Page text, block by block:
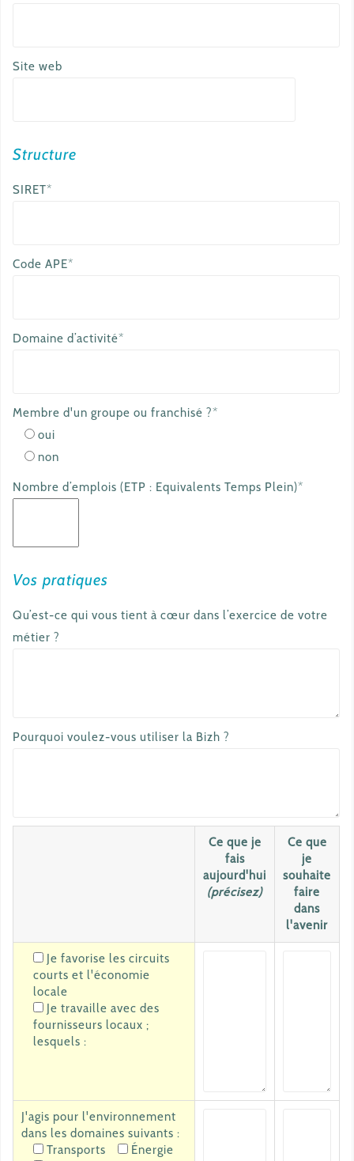
Site web
Structure
SIRET*
Code APE*
Domaine d’activité*
Membre d'un groupe ou franchisé ?*
oui
non
Nombre d’emplois (ETP : Equivalents Temps Plein)*
Vos pratiques
Qu’est-ce qui vous tient à cœur dans l’exercice de votre
métier ?
Pourquoi voulez-vous utiliser la Bizh ?
Ce que je
fais
aujourd'hui
(précisez)
Ce que
je
souhaite
faire
dans
l'avenir
Je favorise les circuits
courts et l'économie
locale
Je travaille avec des
fournisseurs locaux ;
lesquels :
J'agis pour l'environnement
dans les domaines suivants :
Transports
Énergie